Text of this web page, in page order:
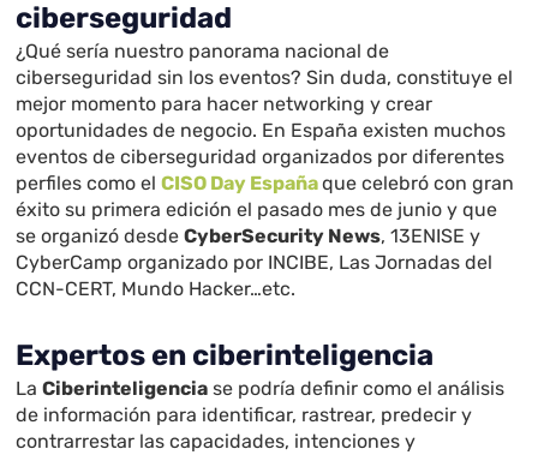
ciberseguridad
¿Qué sería nuestro panorama nacional de
ciberseguridad sin los eventos? Sin duda, constituye el
mejor momento para hacer networking y crear
oportunidades de negocio. En España existen muchos
eventos de ciberseguridad organizados por diferentes
perfiles como elCISO Day Españaque celebró con gran
éxito su primera edición el pasado mes de junio y que
se organizó desdeCyberSecurity News, 13ENISE y
CyberCamp organizado por INCIBE, Las Jornadas del
CCN-CERT, Mundo Hacker…etc.
Expertos en ciberinteligencia
LaCiberinteligencia se podría definir como el análisis
de información para identificar, rastrear, predecir y
contrarrestar las capacidades, intenciones y